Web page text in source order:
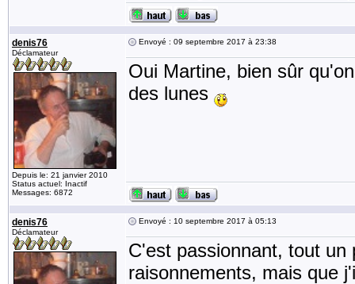
denis76
Déclamateur
Depuis le: 21 janvier 2010
Status actuel: Inactif
Messages: 6872
Envoyé : 09 septembre 2017 à 23:38
Oui Martine, bien sûr
des lunes
denis76
Déclamateur
Envoyé : 10 septembre 2017 à 05:13
C'est passionnant, tout
raisonnements, mais que